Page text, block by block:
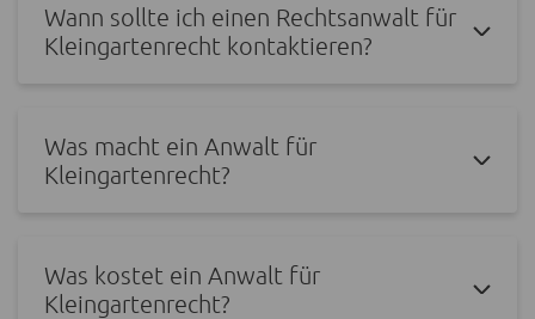
Wann sollte ich einen Rechtsanwalt für
Kleingartenrecht kontaktieren?
Was macht ein Anwalt für
Kleingartenrecht?
Was kostet ein Anwalt für
Kleingartenrecht?